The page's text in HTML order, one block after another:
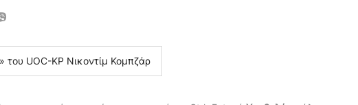
του UOC-KP Νικοντίμ Κομπζάρ